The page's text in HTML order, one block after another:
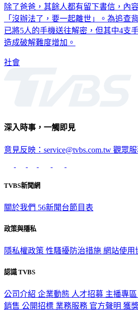
除了爸爸，其餘人都有留下書信，內
「沒辦法了，要一起離世」。為追查
已將5人的手機送往解密，但其中4支
造成破解難度增加。
社會
深入時事，一觸即見
意見反映：service@tvbs.com.tw 觀眾服
TVBS新聞網
關於我們 56新聞台節目表
政策與隱私
隱私權政策 性騷擾防治措施 網站使用
認識 TVBS
公司介紹 企業動態 人才招募 主播專區
銷售 公開招標 業務服務 官方聲明 獲